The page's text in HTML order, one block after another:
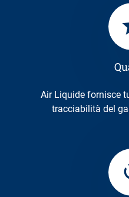
Air Liquide fornisce tutti i dati sulla qualità e
tracciabilità del